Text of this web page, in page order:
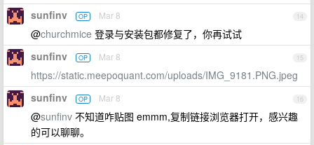
14
sunfinv OP Mar 8
@churchmice 登录与安装包都修复了，你再试试
15
sunfinv OP Mar 8
https://static.meepoquant.com/uploads/IMG_9181.PNG.jpeg
16
sunfinv OP Mar 8
@sunfinv 不知道咋贴图 emmm,复制链接浏览器打开，感兴趣
的可以聊聊。